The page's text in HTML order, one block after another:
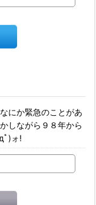
にか緊急のことがあ
しながら９８年から
ﾟ)ォ!